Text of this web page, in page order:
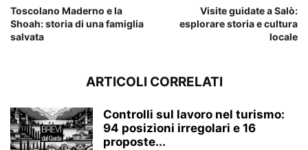
Toscolano Maderno e la
Shoah: storia di una famiglia
salvata
Visite guidate a Salò:
esplorare storia e cultura
locale
ARTICOLI CORRELATI
Controlli sul lavoro nel turismo:
94 posizioni irregolari e 16
proposte...